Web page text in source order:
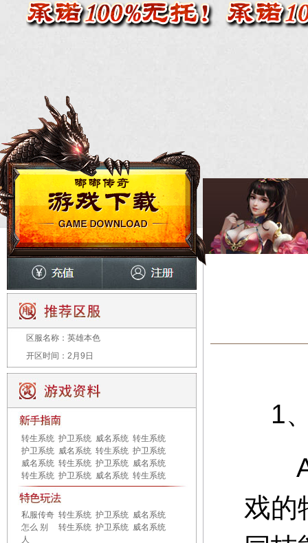
区服名称： 英雄本色
开区时间： 2月9日
转生系统 护卫系统 威名系统 转生系统
护卫系统 威名系统 转生系统 护卫系统
威名系统 转生系统 护卫系统 威名系统
转生系统 护卫系统 威名系统 转生系统
私服传奇
怎么 别
人
转生系统 护卫系统 威名系统
转生系统 护卫系统 威名系统
1
A
戏的